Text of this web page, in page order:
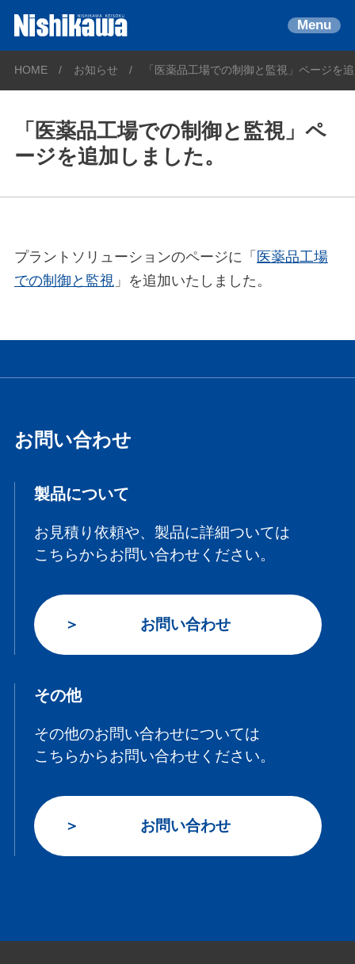
Menu
HOME お知らせ 「医薬品工場での制御と監視」ページを
「医薬品工場での制御と監視」ペ
ージを追加しました。
プラントソリューションのページに「 医薬品工場
での制御と監視 」を追加いたしました。
お問い合わせ
製品について
お見積り依頼や、製品に詳細ついては
こちらからお問い合わせください。
お問い合わせ
その他
その他のお問い合わせについては
こちらからお問い合わせください。
お問い合わせ